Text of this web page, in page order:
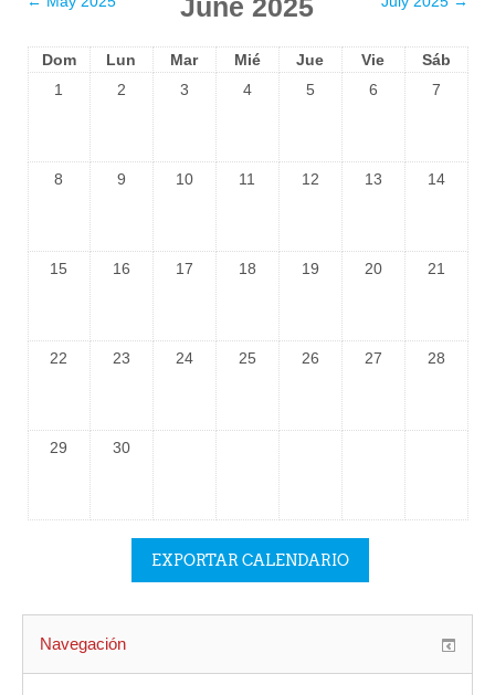
June 2025
Dom Lun Mar Mié Jue Vie
Sáb
1
2 3 4 5 6 7
8 9 10 11 12 13 14
15 16 17 18 19 20 21
22 23 24 25 26 27 28
29 30
Navegación